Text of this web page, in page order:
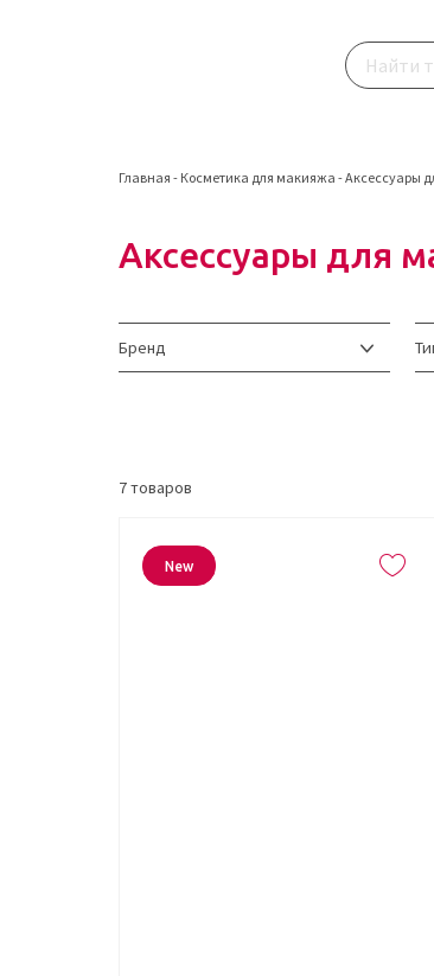
Главная - Косметика для макияжа -Аксессуары
Аксессуары для
Бренд
7товаров
New